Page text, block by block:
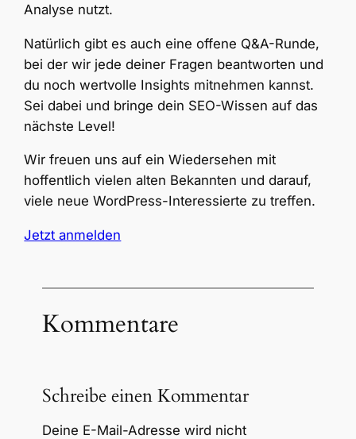
Analyse nutzt.
Natürlich gibt es auch eine offene Q&A-Runde,
bei der wir jede deiner Fragen beantworten und
du noch wertvolle Insights mitnehmen kannst.
Sei dabei und bringe dein SEO-Wissen auf das
nächste Level!
Wir freuen uns auf ein Wiedersehen mit
hoffentlich vielen alten Bekannten und darauf,
viele neue WordPress-Interessierte zu treffen.
Jetzt anmelden
Kommentare
Schreibe einen Kommentar
Deine E-Mail-Adresse wird nicht